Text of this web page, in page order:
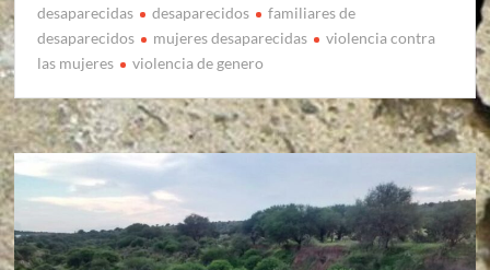
desaparecidas
desaparecidos
familiares de
desaparecidos
mujeres desaparecidas
violencia contra
las mujeres
violencia de genero